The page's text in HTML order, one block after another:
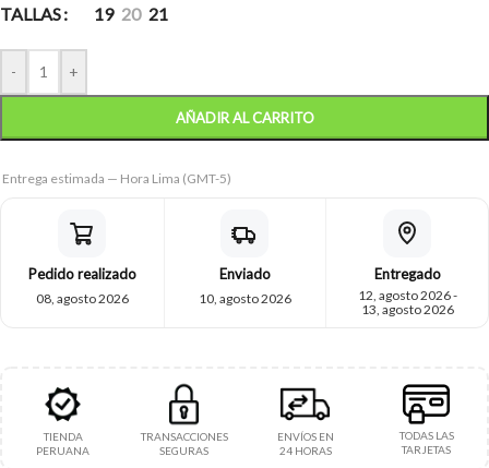
TALLAS 19 20 21
- +
AÑADIR AL CARRITO
Entrega estimada — Hora Lima (GMT-5)
Pedido realizado
08, agosto 2026
Enviado
10, agosto 2026
Entregado
12, agosto 2026 -
13, agosto 2026
TIENDA
PERUANA
TRANSACCIONES
SEGURAS
ENVÍOS EN
24 HORAS
TODAS LAS
TARJETAS